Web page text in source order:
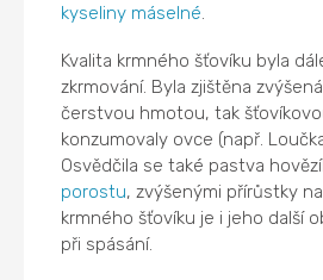
kyseliny máselné.
Kvalita krmného šťovíku byla
zkrmování. Byla zjištěna
čerstvou hmotou, tak
konzumovaly ovce (např.
Osvědčila se také pastva
porostu, zvýšenými přírůstky
krmného šťovíku je i jeho další
při spásání.